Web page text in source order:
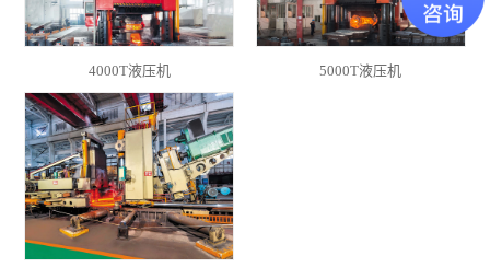
4000T液压机 5000T液压机